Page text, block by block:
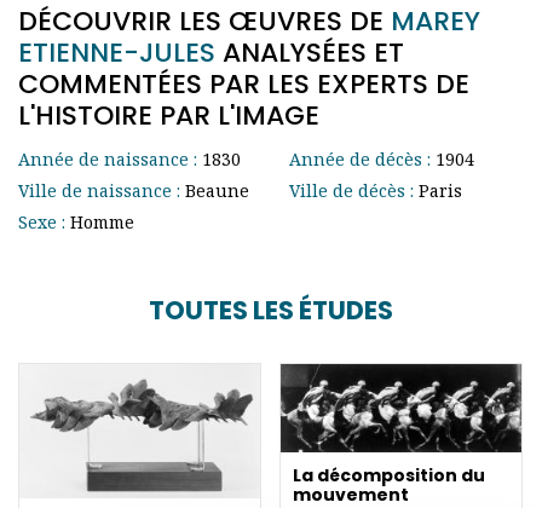
DÉCOUVRIR LES ŒUVRES DE MAREY
ETIENNE-JULES ANALYSÉES ET
COMMENTÉES PAR LES EXPERTS DE
L'HISTOIRE PAR L'IMAGE
Année de naissance : 1830
Ville de naissance : Beaune
Sexe : Homme
Année de décès : 1904
Ville de décès : Paris
TOUTES LES ÉTUDES
La décomposition du
mouvement